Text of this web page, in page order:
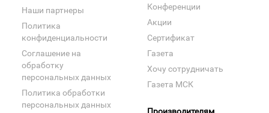
Наши партнеры
Политика
конфиденциальности
Соглашение на
обработку
персональных данных
Политика обработки
персональных данных
Конференции
Акции
Сертификат
Газета
Хочу сотрудничать
Газета МСК
Производителям